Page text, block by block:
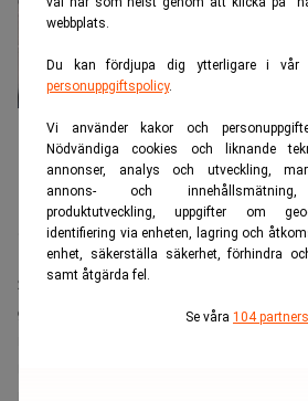
webbplats.
Du kan fördjupa dig ytterligare i vår
personuppgiftspolicy.
Vi använder kakor och
Nödvändiga cookies och liknande
annonser, analys och utveckling,
annons- och innehållsmätning,
produktutveckling, uppgifter om
identifiering via enheten, lagring och
enhet, säkerställa säkerhet, förhindra
samt åtgärda fel.
Se våra 104 partners
Bilkö vid en bensinstation i Moskva den
Bednyakov/AP/TT
Nyhetsbyrån
TT
Stoppet kommunicerades
gälla till den 31 juli. Nu förlängs